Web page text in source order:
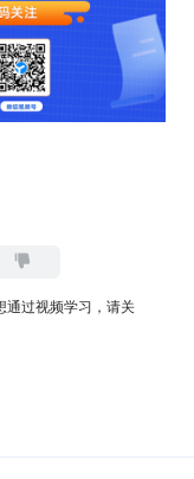
通过视频学习，请关